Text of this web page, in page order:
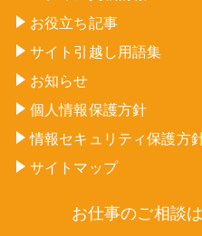
お役立ち記事
サイト引越し用語集
お知らせ
個人情報保護方針
情報セキュリティ保護方
サイトマップ
お仕事のご相談